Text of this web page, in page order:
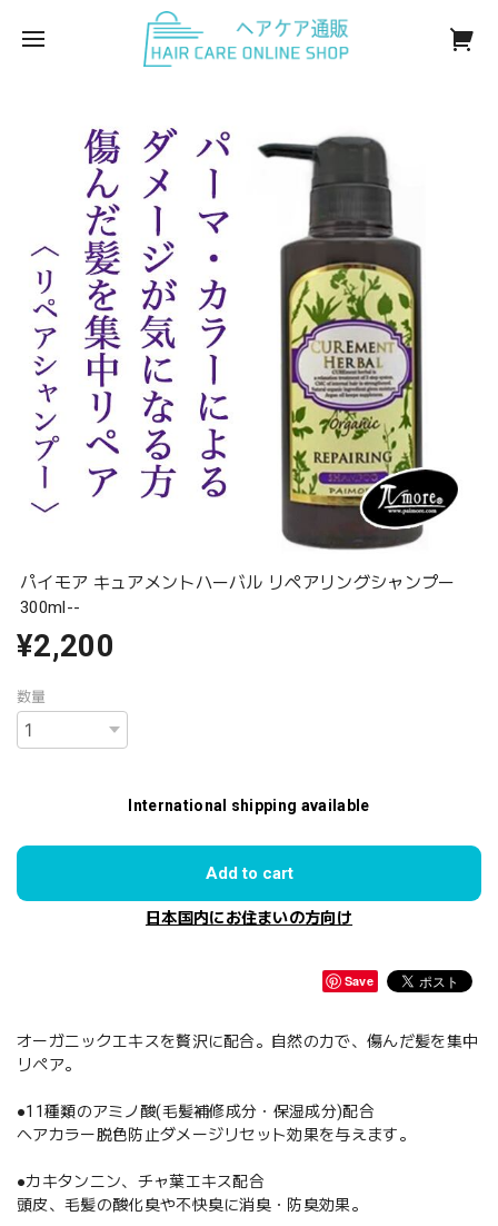
パイモア キュアメントハーバル リペアリングシャンプー
300ml--
¥2,200
数量
International shipping available
Add to cart
日本国内にお住まいの方向け
Save
オーガニックエキスを贅沢に配合。自然の力で、傷んだ髪を集中
リペア。
●11種類のアミノ酸(毛髪補修成分・保湿成分)配合
ヘアカラー脱色防止ダメージリセット効果を与えます。
●カキタンニン、チャ葉エキス配合
頭皮、毛髪の酸化臭や不快臭に消臭・防臭効果。